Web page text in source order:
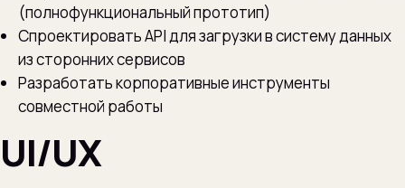
(полнофункциональный прототип)
Спроектировать API для загрузки в систему данных
из сторонних сервисов
Разработать корпоративные инструменты
совместной работы
UI/UX